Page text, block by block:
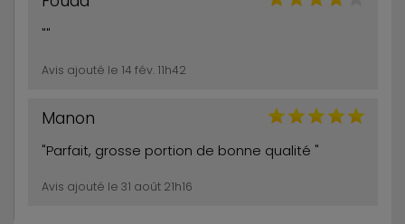
""
Avis ajouté le 14 fév. 11h42
Manon
"Parfait, grosse portion de bonne qualité "
Avis ajouté le 31 août 21h16